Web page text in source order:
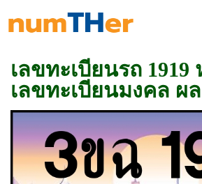
เลขทะเบียนรถ
เลขทะเบียนมงคล ผ